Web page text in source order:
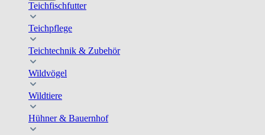
Teichfischfutter
Teichpflege
Teichtechnik & Zubehör
Wildvögel
Wildtiere
Hühner & Bauernhof